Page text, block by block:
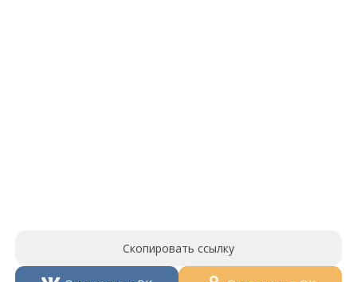
Скопировать ссылку